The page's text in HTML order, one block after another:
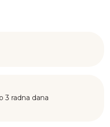
3 radna dana